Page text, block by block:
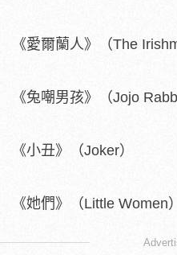
《愛爾蘭人》（The
《兔嘲男孩》（Jojo
《小丑》（Joker）
《她們》（Little Women）